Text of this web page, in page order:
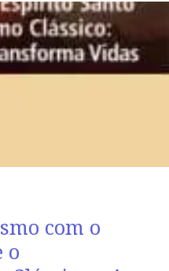
discípulo de Cristo deve
do Evangelho no
glória de Deus, e até
com o
o